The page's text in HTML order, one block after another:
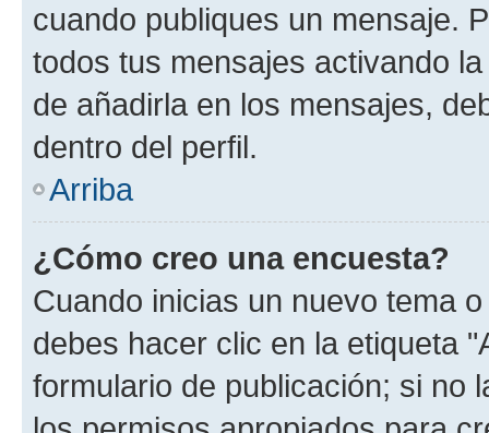
cuando publiques un mensaje.
todos tus mensajes activando
de añadirla en los mensajes,
dentro del perfil.
Arriba
¿Cómo creo una encuesta?
Cuando inicias un nuevo tema
debes hacer clic en la etiqueta
formulario de publicación; si no